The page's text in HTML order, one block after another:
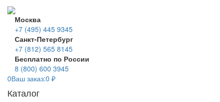
Москва
+7 (495) 445 9345
Санкт-Петербург
+7 (812) 565 8145
Бесплатно по России
8 (800) 600 3945
0Ваш заказ:0 ₽
Каталог